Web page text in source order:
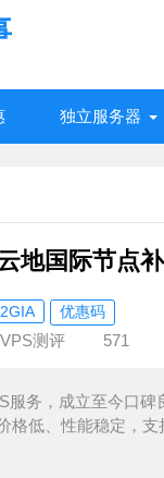
独立服务器
地国际节点
优惠码
VPS测评 571
服务，成立至今口
格低、性能稳定，